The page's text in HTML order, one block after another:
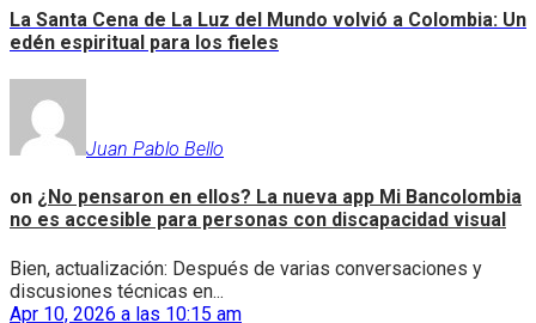
La Santa Cena de La Luz del Mundo volvió a Colombia: Un
edén espiritual para los fieles
Juan Pablo Bello
on ¿No pensaron en ellos? La nueva app Mi Bancolombia
no es accesible para personas con discapacidad visual
Bien, actualización: Después de varias conversaciones y
discusiones técnicas en...
Apr 10, 2026 a las 10:15 am